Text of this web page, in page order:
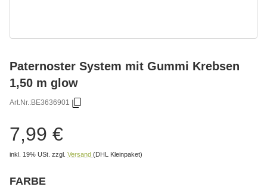
Paternoster System mit Gummi Krebsen
1,50 m glow
Art.Nr.:BE3636901
7,99 €
inkl. 19% USt. zzgl. Versand (DHL Kleinpaket)
FARBE